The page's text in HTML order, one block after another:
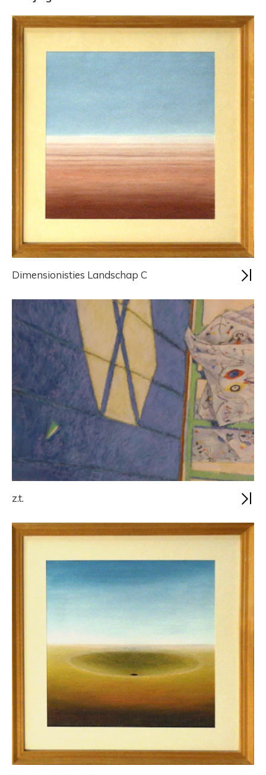
Dimensionisties Landschap C
z.t.